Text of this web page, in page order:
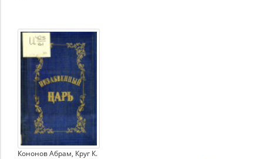
Кононов Абрам, Круг К.